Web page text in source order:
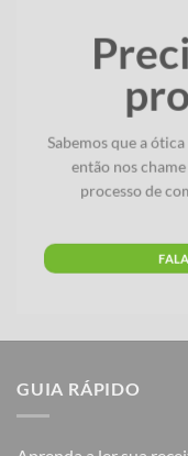
Sabemos que a
então nos
processo de
GUIA RÁPIDO